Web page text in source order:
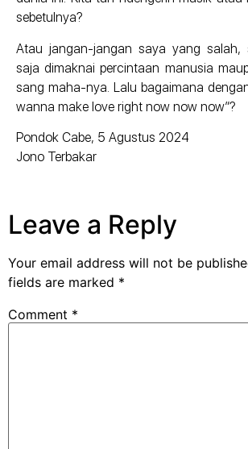
sebetulnya?
Atau jangan-jangan saya yang salah,
saja dimaknai percintaan manusia
sang maha-nya. Lalu bagaimana
wanna make love right now now now”?
Pondok Cabe, 5 Agustus 2024
Jono Terbakar
Leave a Reply
Your email address will not be
fields are marked *
Comment *